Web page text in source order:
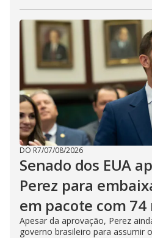
DO R7/07/08/2026
Senado dos EUA
Perez para
em pacote com 74
Apesar da aprovação, Perez
governo brasileiro para assumir